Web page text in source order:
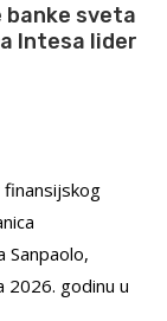
banke sveta
Intesa lider
Sanpaolo,
2026. godinu u